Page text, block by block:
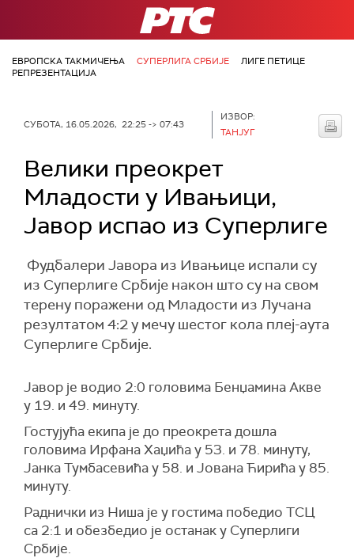
РТС
ЕВРОПСКА ТАКМИЧЕЊА СУПЕРЛИГА СРБИЈЕ
ЛИГЕ ПЕТИЦЕ
РЕПРЕЗЕНТАЦИЈА
СУБОТА, 16.05.2026, 22:25 -> 07:43
ИЗВОР:
ТАНЈУГ
Велики преокрет
Младости у Ивањици,
Јавор испао из Суперлиге
Фудбалери Јавора из Ивањице испали су
из Суперлиге Србије након што су на свом
терену поражени од Младости из Лучана
резултатом 4:2 у мечу шестог кола плеј-аута
Суперлиге Србије.
Јавор је водио 2:0 головима Бенџамина Акве
у 19. и 49. минуту.
Гостујућа екипа је до преокрета дошла
головима Ирфана Хаџића у 53. и 78. минуту,
Јанка Тумбасевића у 58. и Јована Ћирића у 85.
минуту.
Раднички из Ниша је у гостима победио ТСЦ
са 2:1 и обезбедио је останак у Суперлиги
Србије.